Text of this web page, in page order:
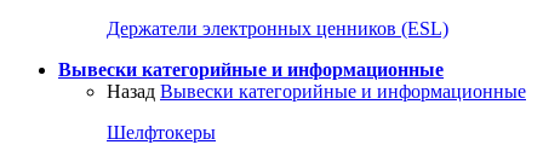
Держатели электронных ценников (ESL)
Вывески категорийные и информационные
Назад Вывески категорийные и информационные
Шелфтокеры